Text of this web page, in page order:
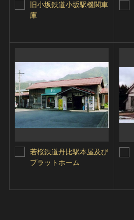
旧小坂鉄道小坂駅機関車
庫
若桜鉄道丹比駅本屋及び
プラットホーム